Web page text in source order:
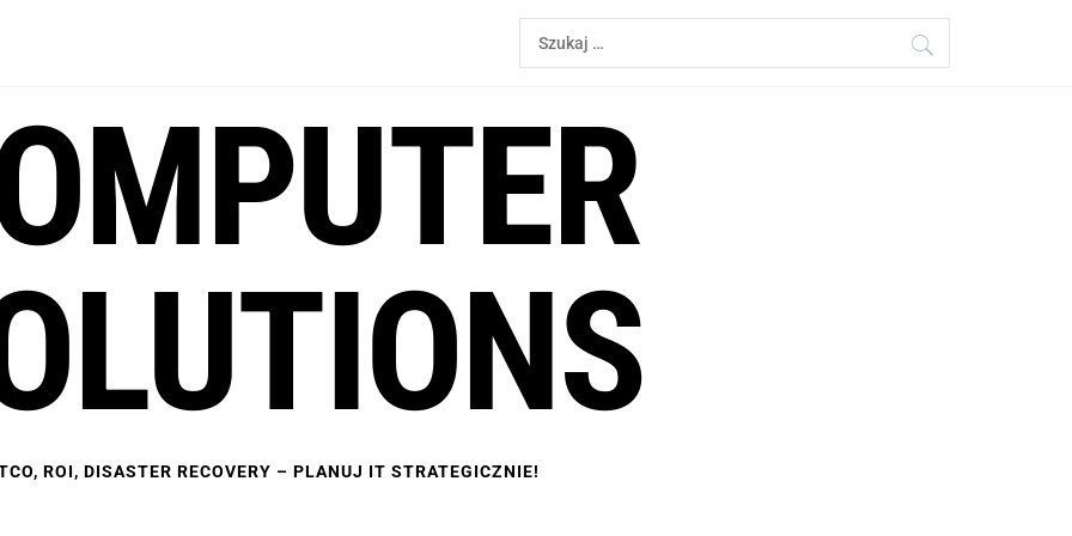
Szukaj:
ROI, DISASTER RECOVERY – PLANUJ IT STRATEGICZNIE!